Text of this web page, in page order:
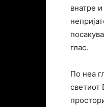
внатре
глас.
По неа
светиот